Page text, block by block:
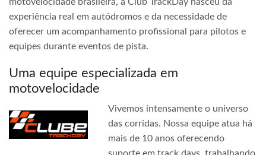
experiência real em autódromos e da necessidade de
oferecer um acompanhamento profissional para pilotos e
equipes durante eventos de pista.
Uma equipe especializada em
motovelocidade
Vivemos intensamente o universo
das corridas. Nossa equipe atua há
mais de 10 anos oferecendo
suporte em track days, trabalhando